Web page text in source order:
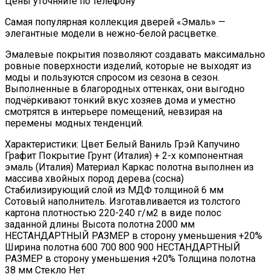
Самая популярная коллекция дверей «Эмаль» —
элегантные модели в нежно-белой расцветке.
Эмалевые покрытия позволяют создавать максимально
ровные поверхности изделий, которые не выходят из
моды и пользуются спросом из сезона в сезон.
Выполненные в благородных оттенках, они выгодно
подчёркивают тонкий вкус хозяев дома и уместно
смотрятся в интерьере помещений, невзирая на
перемены модных тенденций.
Характеристики: Цвет Белый Ваниль Грэй Капучино
Графит Покрытие Грунт (Италия) + 2-х компонентная
эмаль (Италия) Материал Каркас полотна выполнен из
массива хвойных пород дерева (сосна)
Стабилизирующий слой из МДФ толщиной 6 мм
Сотовый наполнитель. Изготавливается из толстого
картона плотностью 220-240 г/м2 в виде полос
заданной длины Высота полотна 2000 мм
НЕСТАНДАРТНЫЙ РАЗМЕР в сторону уменьшения +20%
Ширина полотна 600 700 800 900 НЕСТАНДАРТНЫЙ
РАЗМЕР в сторону уменьшения +20% Толщина полотна
38 мм Стекло Нет